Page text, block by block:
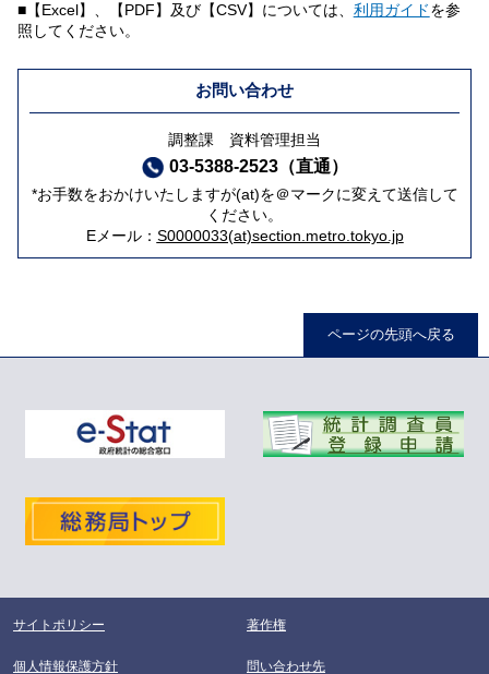
■【Excel】、【PDF】及び【CSV】については、 利用ガイドを参
照してください。
お問い合わせ
調整課 資料管理担当
03-5388-2523（直通）
*お手数をおかけいたしますが(at)を＠マークに変えて送信して
ください。
Eメール： S0000033(at)section.metro.tokyo.jp
ページの先頭へ戻る
サイトポリシー 著作権
個人情報保護方針 問い合わせ先